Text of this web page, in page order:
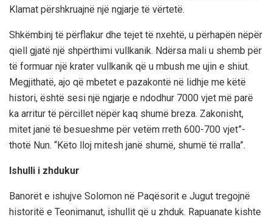
Klamat përshkruajnë një ngjarje të vërtetë.
Shkëmbinj të përflakur dhe tejet të nxehtë, u përhapën nëpër
qiell gjatë një shpërthimi vullkanik. Ndërsa mali u shemb për
të formuar një krater vullkanik që u mbush me ujin e shiut.
Megjithatë, ajo që mbetet e pazakontë në lidhje me këtë
histori, është sesi një ngjarje e ndodhur 7000 vjet më parë
ka arritur të përcillet nëpër kaq shumë breza. Zakonisht,
mitet janë të besueshme për vetëm rreth 600-700 vjet”-
thotë Nun. “Këto lloj mitesh janë shumë, shumë të rralla”.
Ishulli i zhdukur
Banorët e ishujve Solomon në Paqësorit e Jugut tregojnë
historitë e Teonimanut, ishullit që u zhduk. Rapuanate kishte